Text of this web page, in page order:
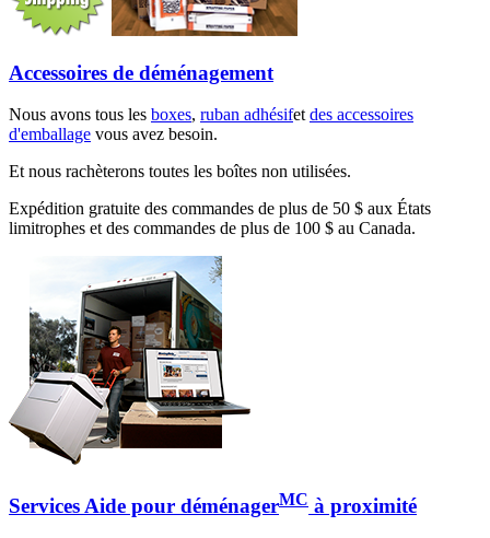
Accessoires de déménagement
Nous avons tous les boxes, ruban adhésifetdes accessoires
d'emballage vous avez besoin.
Et nous rachèterons toutes les boîtes non utilisées.
Expédition gratuite des commandes de plus de 50 $ aux États
limitrophes et des commandes de plus de 100 $ au Canada.
Services Aide pour déménagerMC à proximité